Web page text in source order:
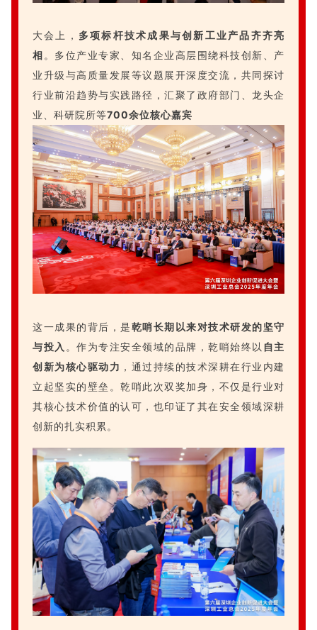
大会上， 多项标杆技术成果与创新工业产品齐齐亮
相 。多位产业专家、知名企业高层围绕科技创新、产
业升级与高质量发展等议题展开深度交流，共同探讨
行业前沿趋势与实践路径，汇聚了政府部门、龙头企
业、科研院所等700余位核心嘉宾
这一成果的背后，是乾哨长期以来对技术研发的坚守
与投入 。作为专注安全领域的品牌，乾哨始终以 自主
创新为核心驱动力 ，通过持续的技术深耕在行业内建
立起坚实的壁垒。乾哨此次双奖加身，不仅是行业对
其核心技术价值的认可，也印证了其在安全领域深耕
创新的扎实积累。